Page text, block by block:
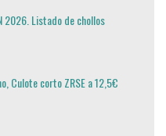
2026. Listado de chollos
Culote corto ZRSE a 12,5€